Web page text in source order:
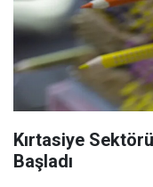
Kırtasiye
Başladı